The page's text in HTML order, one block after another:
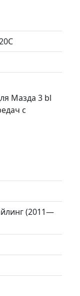
Мазда 3 bl
с
(2011—